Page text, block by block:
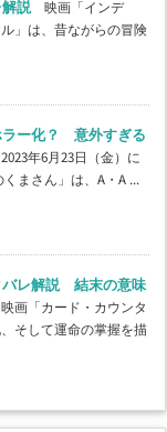
説 映画「インデ
」は、昔ながらの冒険
ラー化？ 意外すぎる
年6月23日（金）に
まさん」は、A・A ...
バレ解説 結末の意味
画「カード・カウンタ
そして運命の掌握を描